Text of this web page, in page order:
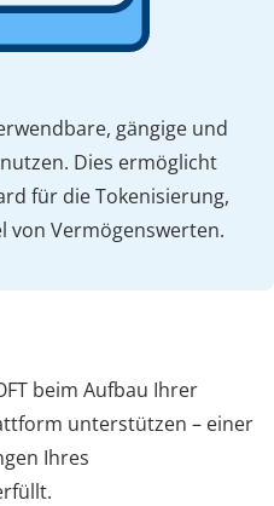
gängige und
Dies ermöglicht
für die Tokenisierung,
von Vermögenswerten.
beim Aufbau Ihrer
unterstützen – einer
Ihres